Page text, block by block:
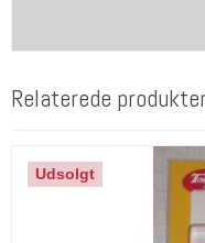
Relaterede
Udsolgt